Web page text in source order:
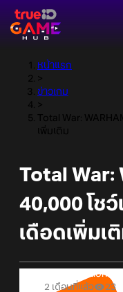
หน้าแรก
>
ข่าวเกม
>
Total War:
เพิ่มเติม
Total War:
40,000 โช
เดือดเพิ่มเ
Online Station
2 เดือนที่แล้ว
23